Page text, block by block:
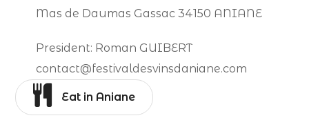
Mas de Daumas Gassac 34150 ANIANE
President: Roman GUIBERT
contact@festivaldesvinsdaniane.com
Eat in Aniane